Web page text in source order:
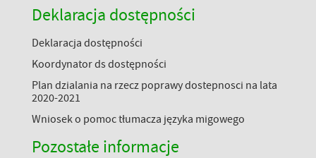
Deklaracja dostępności
Deklaracja dostępności
Koordynator ds dostępności
Plan dzialania na rzecz poprawy dostepnosci na lata
2020-2021
Wniosek o pomoc tłumacza języka migowego
Pozostałe informacje